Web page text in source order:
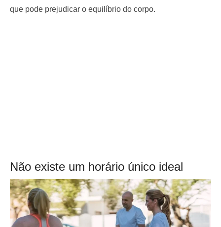
que pode prejudicar o equilíbrio do corpo.
Não existe um horário único ideal